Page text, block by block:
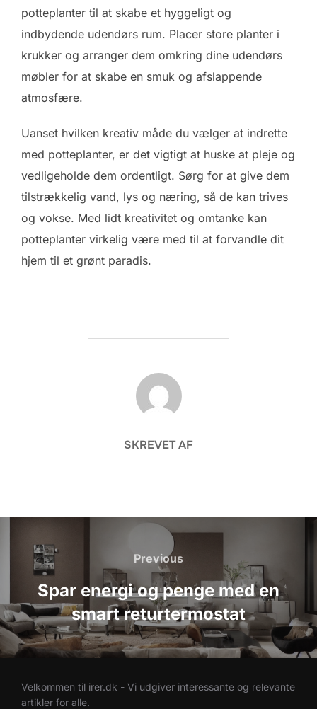
potteplanter til at skabe et hyggeligt og
indbydende udendørs rum. Placer store planter i
krukker og arranger dem omkring dine udendørs
møbler for at skabe en smuk og afslappende
atmosfære.
Uanset hvilken kreativ måde du vælger at indrette
med potteplanter, er det vigtigt at huske at pleje og
vedligeholde dem ordentligt. Sørg for at give dem
tilstrækkelig vand, lys og næring, så de kan trives
og vokse. Med lidt kreativitet og omtanke kan
potteplanter virkelig være med til at forvandle dit
hjem til et grønt paradis.
FORFATTER
SKREVET AF
Indlægsnavigation
Previous
Previous
Spar energi og penge med en
smart returtermostat
Velkommen til irer.dk - Vi udgiver interessante og relevante
artikler for alle.